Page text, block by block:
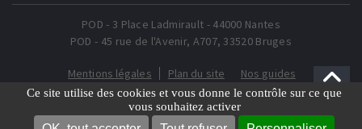
Ce site utilise des cookies et vous donne le contrôle sur ce que
vous souhaitez activer
Youtubesur LinkedIn
nous sur
POD - 3 Place Ladmirault - 44000 Nantes
POD - 45 rue de l'Avenir, A707, 33520 Bruges
Mentions légales Plan du site
Nos guides
Gestion des Cookies